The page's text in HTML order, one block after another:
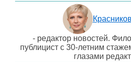
- редактор новостей.
публицист с 30-летним
глазами